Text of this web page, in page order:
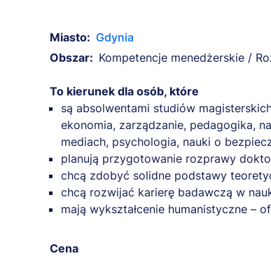
Miasto: Gdynia
Obszar: Kompetencje menedżerskie /
To kierunek dla osób, które
są absolwentami studiów
ekonomia, zarządzanie, pedagogika,
mediach, psychologia, nauki o
planują przygotowanie rozprawy
chcą zdobyć solidne podstawy
chcą rozwijać karierę badawczą w
mają wykształcenie humanistyczne –
Cena